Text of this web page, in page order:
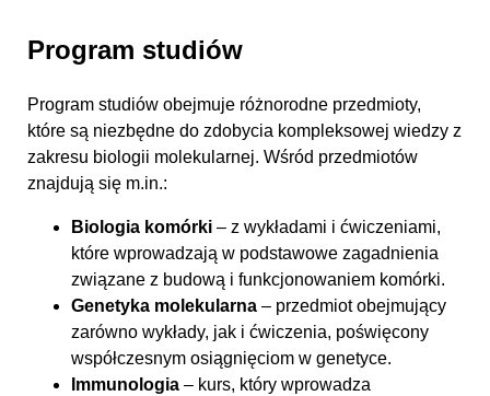
Program studiów
Program studiów obejmuje różnorodne przedmioty,
które są niezbędne do zdobycia kompleksowej wiedzy z
zakresu biologii molekularnej. Wśród przedmiotów
znajdują się m.in.:
Biologia komórki – z wykładami i ćwiczeniami,
które wprowadzają w podstawowe zagadnienia
związane z budową i funkcjonowaniem komórki.
Genetyka molekularna – przedmiot obejmujący
zarówno wykłady, jak i ćwiczenia, poświęcony
współczesnym osiągnięciom w genetyce.
Immunologia – kurs, który wprowadza